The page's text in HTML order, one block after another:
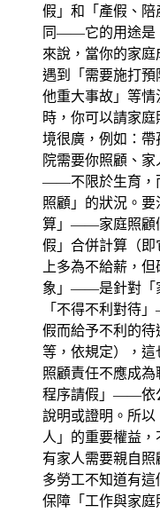
假」和「產假、
同——它的用途是
來說，當你的家庭
遇到「需要施打
他重大事故」等情
時，你可以請家
境很廣，例如：
院需要你照顧、
——不限於生育，
照顧」的狀況。
算」——家庭照顧
假」合併計算（
上多為不給薪，
象」——是針對「
「不得不利對待
假而給予不利的
等，依規定），
照顧責任不應成
程序請假」——依
說明或證明。所
人」的重要權益
有家人需要親自
多勞工不知道有
保障「工作與家